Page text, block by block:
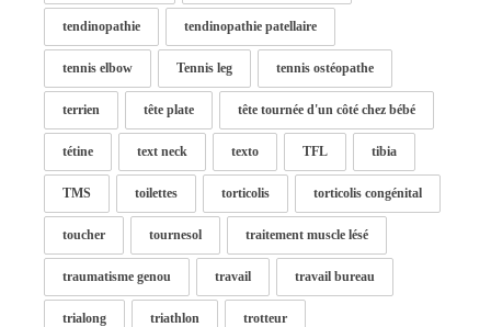
tendinopathie tendinopathie patellaire
tennis elbow Tennis leg tennis ostéopathe
terrien tête plate tête tournée d'un côté chez bébé
tétine text neck texto TFL tibia
TMS toilettes torticolis torticolis congénital
toucher tournesol traitement muscle lésé
traumatisme genou travail travail bureau
trialong triathlon trotteur